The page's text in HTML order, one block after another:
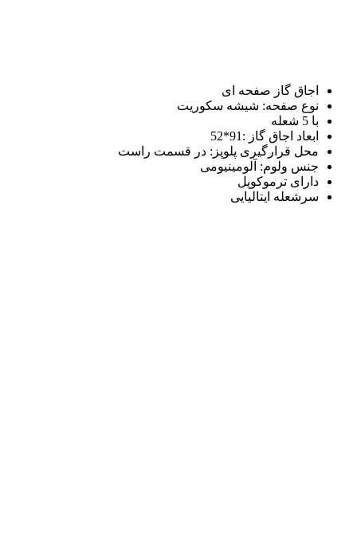
اجاق گاز صفحه ای
نوع صفحه: شیشه سکوریت
با 5 شعله
ابعاد اجاق گاز : 91*52
محل قرارگیری پلوپز: در قسمت راست
جنس ولوم: آلومینیومی
دارای ترموکوپل
سرشعله ایتالیایی